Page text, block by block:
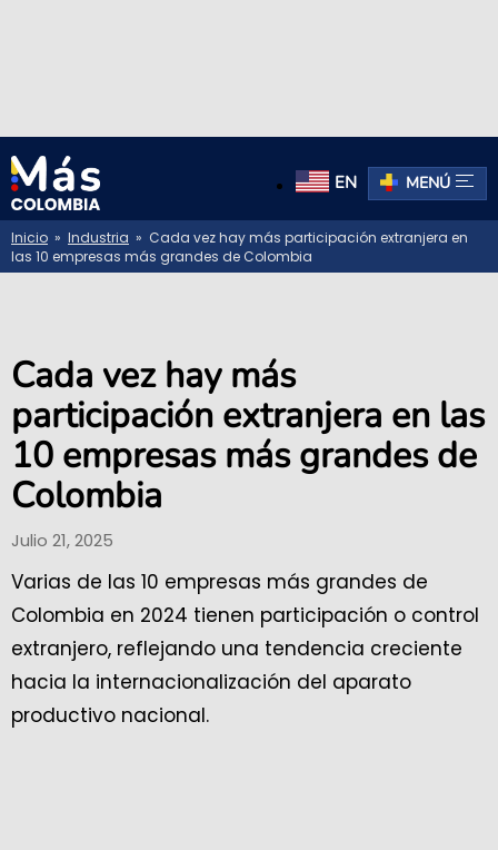
EN MENÚ
Inicio » Industria » Cada vez hay más participación extranjera en
las 10 empresas más grandes de Colombia
Cada vez hay más
participación extranjera en las
10 empresas más grandes de
Colombia
Julio 21, 2025
Varias de las 10 empresas más grandes de
Colombia en 2024 tienen participación o control
extranjero, reflejando una tendencia creciente
hacia la internacionalización del aparato
productivo nacional.